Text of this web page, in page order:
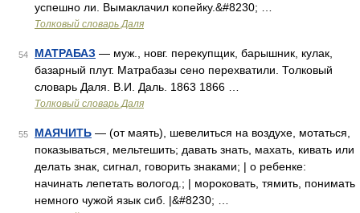
успешно ли. Вымаклачил копейку.&#8230; …
Толковый словарь Даля
54 МАТРАБАЗ — муж., новг. перекупщик, барышник, кулак,
базарный плут. Матрабазы сено перехватили. Толковый
словарь Даля. В.И. Даль. 1863 1866 …
Толковый словарь Даля
55 МАЯЧИТЬ — (от маять), шевелиться на воздухе, мотаться,
показываться, мельтешить; давать знать, махать, кивать или
делать знак, сигнал, говорить знаками; | о ребенке:
начинать лепетать вологод.; | мороковать, тямить, понимать
немного чужой язык сиб. |&#8230; …